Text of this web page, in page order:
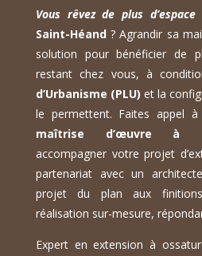
Vous rêvez de plus
Saint-Héand? Agrandir sa
solution pour bénéficier de
restant chez vous, à
d’Urbanisme (PLU) et la
le permettent. Faites appel à
maîtrise d’œuvre à
accompagner votre projet
partenariat avec un
projet du plan aux
réalisation sur-mesure,
Expert en extension à